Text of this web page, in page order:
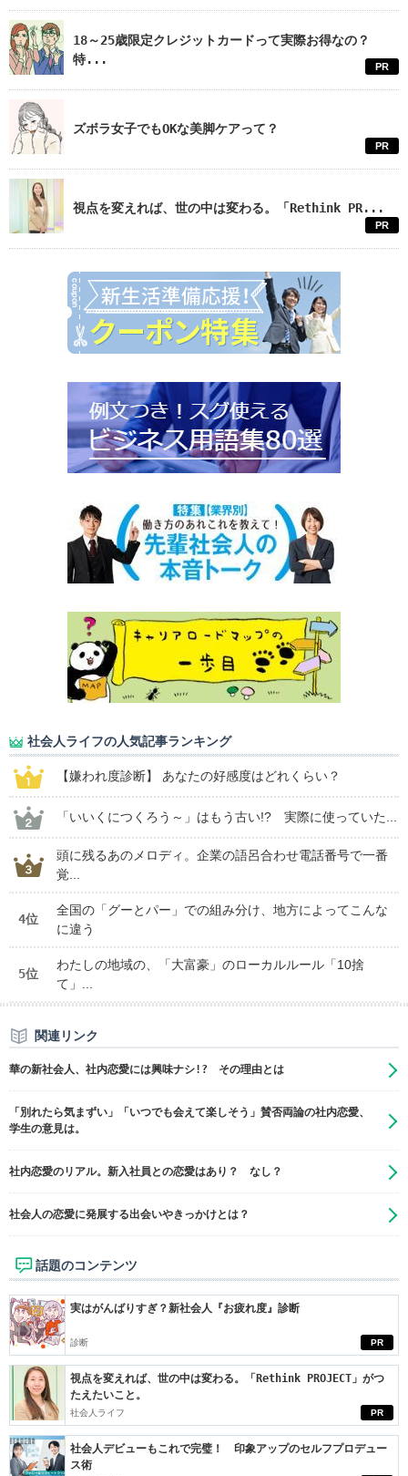
18～25歳限定クレジットカードって実際お得なの？
特...
PR
ズボラ女子でもOKな美脚ケアって？
PR
視点を変えれば、世の中は変わる。「Rethink PR...
PR
社会人ライフの人気記事ランキング
【嫌われ度診断】 あなたの好感度はどれくらい？
「いいくにつくろう～」はもう古い!? 実際に使っていた...
頭に残るあのメロディ。企業の語呂合わせ電話番号で一番
覚...
4位
全国の「グーとパー」での組み分け、地方によってこんな
に違う
5位
わたしの地域の、「大富豪」のローカルルール「10捨
て」...
関連リンク
華の新社会人、社内恋愛には興味ナシ!? その理由とは
「別れたら気まずい」「いつでも会えて楽しそう」賛否両論の社内恋愛、
学生の意見は。
社内恋愛のリアル。新入社員との恋愛はあり？ なし？
社会人の恋愛に発展する出会いやきっかけとは？
話題のコンテンツ
PR
実はがんばりすぎ？新社会人『お疲れ度』診断
診断
PR
視点を変えれば、世の中は変わる。「Rethink PROJECT」がつ
たえたいこと。
社会人ライフ
社会人デビューもこれで完璧！ 印象アップのセルフプロデュー
ス術